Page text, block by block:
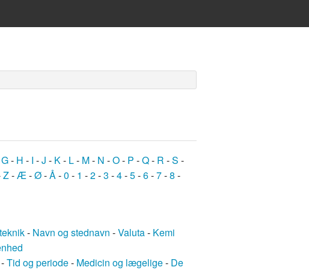
G- H - I -J - K- L- M- N -O- P -Q- R -S -
Z-Æ-Ø-Å-0 - 1 -2-3 -4-5-6-7-8 -
- Navn og stednavn -Valuta- Kemi
-Tid og periode- Medicin og lægelige- De